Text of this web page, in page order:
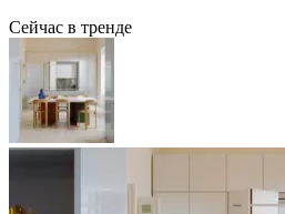
Сейчас в тренде